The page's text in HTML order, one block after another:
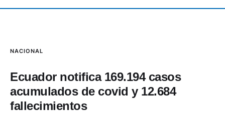
NACIONAL
Ecuador notifica 169.194 casos
acumulados de covid y 12.684
fallecimientos